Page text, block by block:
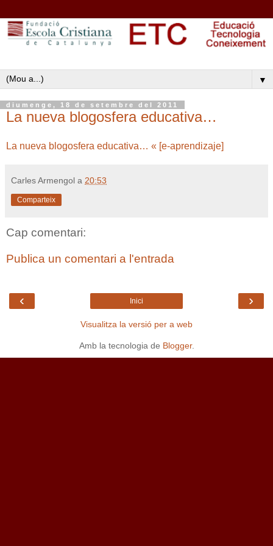
▼
diumenge, 18 de setembre del 2011
La nueva blogosfera educativa…
La nueva blogosfera educativa… « [e-aprendizaje]
Carles Armengol a 20:53
Comparteix
Cap comentari:
Publica un comentari a l'entrada
‹ ›
Inici
Visualitza la versió per a web
Amb la tecnologia de Blogger.